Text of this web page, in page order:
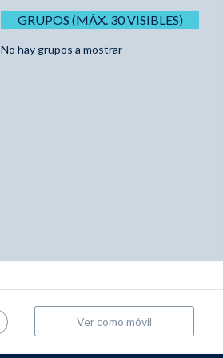
GRUPOS (MÁX. 30 VISIBLES)
No hay grupos a mostrar